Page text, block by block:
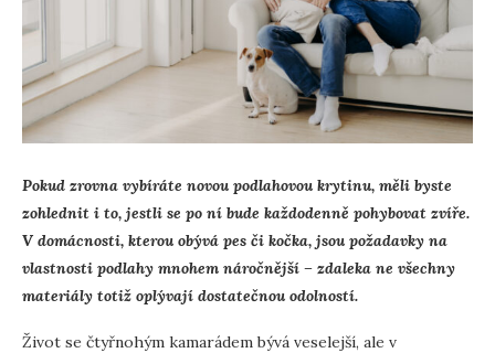
Pokud zrovna vybíráte novou podlahovou krytinu, měli byste
zohlednit i to, jestli se po ní bude každodenně pohybovat zvíře.
V domácnosti, kterou obývá pes či kočka, jsou požadavky na
vlastnosti podlahy mnohem náročnější – zdaleka ne všechny
materiály totiž oplývají dostatečnou odolností.
Život se čtyřnohým kamarádem bývá veselejší, ale v